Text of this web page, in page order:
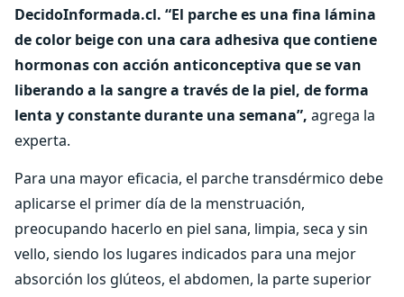
DecidoInformada.cl. “El parche es una fina lámina
de color beige con una cara adhesiva que contiene
hormonas con acción anticonceptiva que se van
liberando a la sangre a través de la piel, de forma
lenta y constante durante una semana”, agrega la
experta.
Para una mayor eficacia, el parche transdérmico debe
aplicarse el primer día de la menstruación,
preocupando hacerlo en piel sana, limpia, seca y sin
vello, siendo los lugares indicados para una mejor
absorción los glúteos, el abdomen, la parte superior